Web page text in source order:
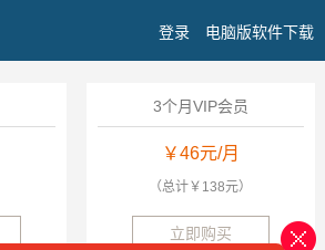
登录 电脑版软件下载
3个月VIP会员
￥46元/月
（总计￥138元）
立即购买